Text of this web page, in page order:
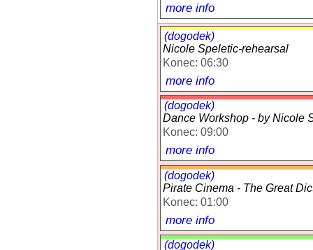
more info
(dogodek)
Nicole Speletic-rehearsal
Konec: 06:30
more info
(dogodek)
Dance Workshop - by Nicole
Konec: 09:00
more info
(dogodek)
Pirate Cinema - The Great
Konec: 01:00
more info
(dogodek)